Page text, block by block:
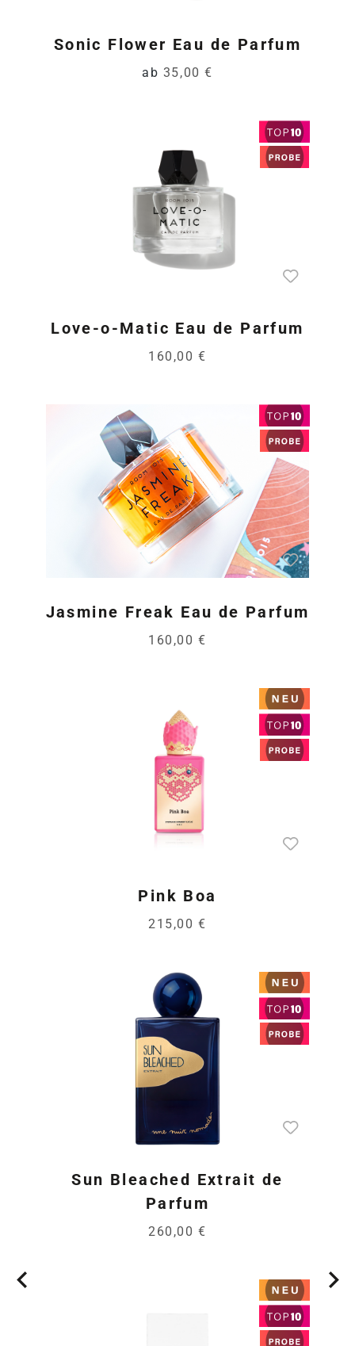
Sonic Flower Eau de Parfum
ab 35,00 €
Love-o-Matic Eau de Parfum
160,00 €
Jasmine Freak Eau de Parfum
160,00 €
Pink Boa
215,00 €
Sun Bleached Extrait de
Parfum
260,00 €